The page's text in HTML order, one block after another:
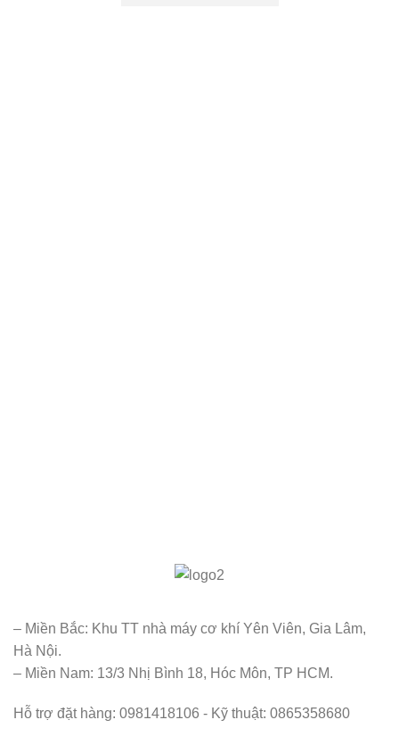
– Miền Bắc: Khu TT nhà máy cơ khí Yên Viên, Gia Lâm,
Hà Nội.
– Miền Nam: 13/3 Nhị Bình 18, Hóc Môn, TP HCM.
Hỗ trợ đặt hàng: 0981418106 - Kỹ thuật: 0865358680